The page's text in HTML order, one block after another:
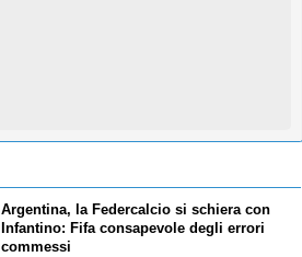
Argentina, la Federcalcio si schiera con
Infantino: Fifa consapevole degli errori
commessi